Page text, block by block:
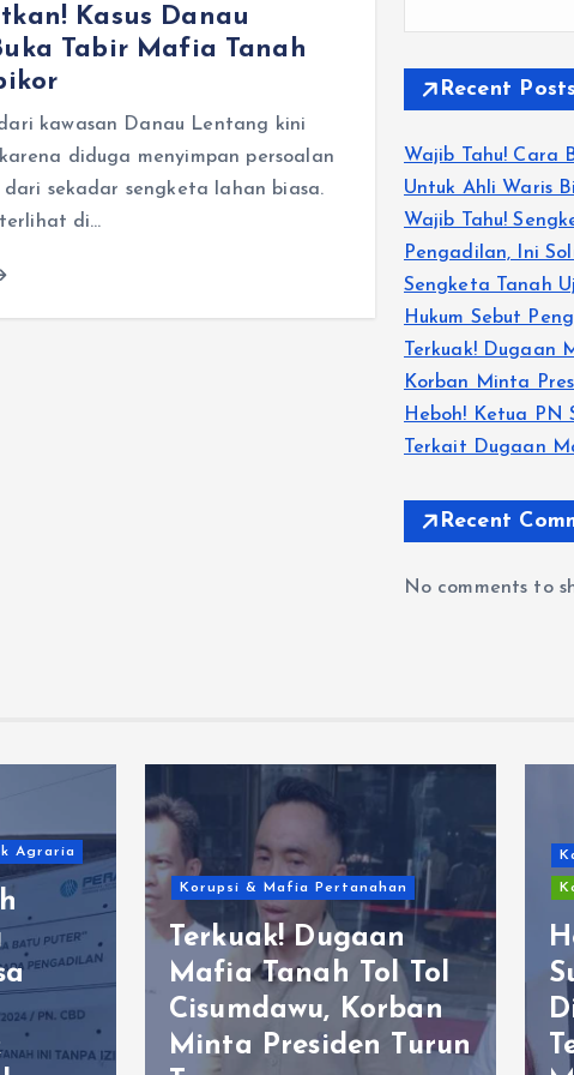
Kasus Danau
Tabir Mafia Tanah
kawasan Danau Lentang kini
diduga menyimpan persoalan
sekadar sengketa lahan biasa.
di…
Recent Posts
Wajib Tahu! Cara
Untuk Ahli Waris
Wajib Tahu!
Pengadilan, Ini
Sengketa Tanah
Hukum Sebut
Terkuak! Dugaan
Korban Minta
Heboh! Ketua PN
Terkait Dugaan
Recent
No comments to
Agraria
Korupsi & Mafia Pertanahan
Terkuak! Dugaan
Mafia Tanah Tol Tol
Cisumdawu, Korban
Minta Presiden Turun